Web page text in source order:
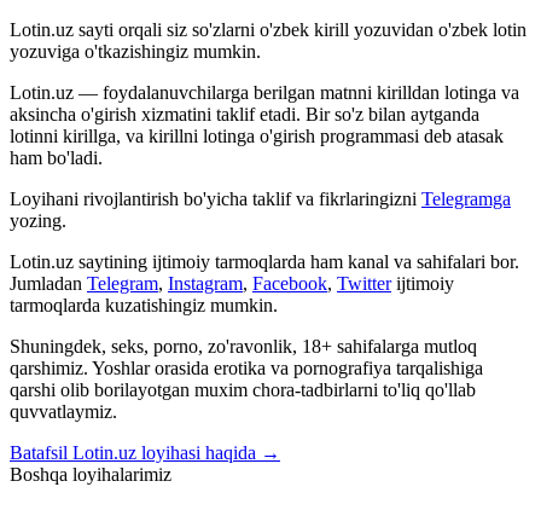
Lotin.uz sayti orqali siz so'zlarni o'zbek kirill yozuvidan o'zbek lotin
yozuviga o'tkazishingiz mumkin.
Lotin.uz — foydalanuvchilarga berilgan matnni kirilldan lotinga va
aksincha o'girish xizmatini taklif etadi. Bir so'z bilan aytganda
lotinni kirillga, va kirillni lotinga o'girish programmasi deb atasak
ham bo'ladi.
Loyihani rivojlantirish bo'yicha taklif va fikrlaringizni Telegramga
yozing.
Lotin.uz saytining ijtimoiy tarmoqlarda ham kanal va sahifalari bor.
Jumladan Telegram, Instagram, Facebook, Twitter ijtimoiy
tarmoqlarda kuzatishingiz mumkin.
Shuningdek, seks, porno, zo'ravonlik, 18+ sahifalarga mutloq
qarshimiz. Yoshlar orasida erotika va pornografiya tarqalishiga
qarshi olib borilayotgan muxim chora-tadbirlarni to'liq qo'llab
quvvatlaymiz.
Batafsil Lotin.uz loyihasi haqida →
Boshqa loyihalarimiz